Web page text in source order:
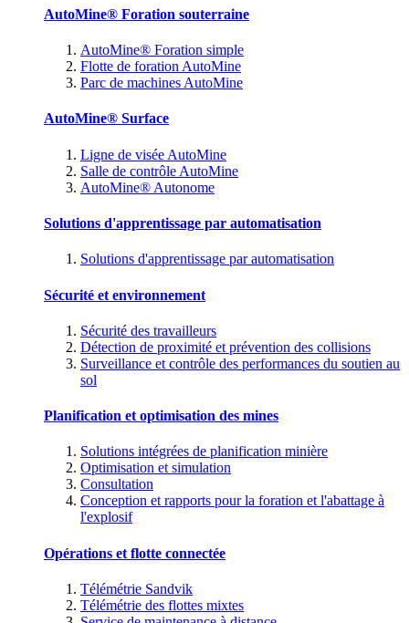
AutoMine® Foration souterraine
AutoMine® Foration simple
Flotte de foration AutoMine
Parc de machines AutoMine
AutoMine® Surface
Ligne de visée AutoMine
Salle de contrôle AutoMine
AutoMine® Autonome
Solutions d'apprentissage par automatisation
Solutions d'apprentissage par automatisation
Sécurité et environnement
Sécurité des travailleurs
Détection de proximité et prévention des collisions
Surveillance et contrôle des performances du soutien au
sol
Planification et optimisation des mines
Solutions intégrées de planification minière
Optimisation et simulation
Consultation
Conception et rapports pour la foration et l'abattage à
l'explosif
Opérations et flotte connectée
Télémétrie Sandvik
Télémétrie des flottes mixtes